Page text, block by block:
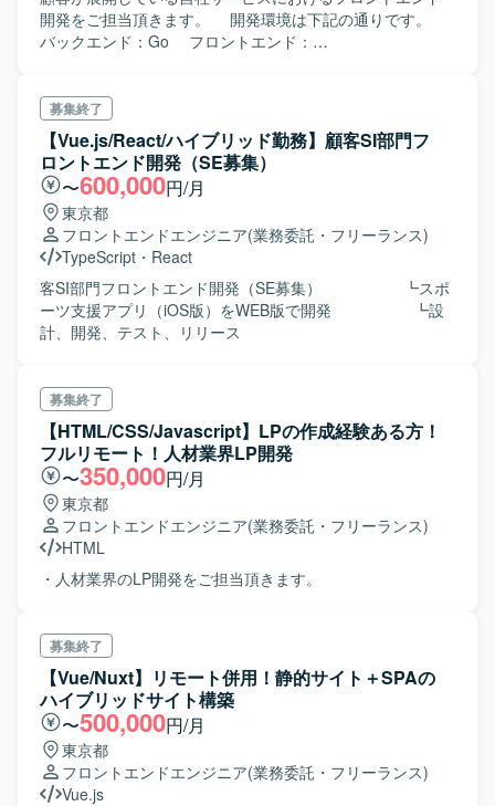
開発をご担当頂きます。 開発環境は下記の通りです。
バックエンド：Go フロントエンド：
Redshift インフラ：AWS 開発環境：Docker リポジ
トリ管理：Github
募集終了
【Vue.js/React/ハイブリッド勤務】顧客SI部門フ
ロントエンド開発（SE募集）
〜600,000円/月
東京都
フロントエンドエンジニア(業務委託・フリーランス)
TypeScript ・ React
客SI部門フロントエンド開発（SE募集） ┗スポ
ーツ支援アプリ（iOS版）をWEB版で開発 ┗設
計、開発、テスト、リリース
募集終了
【HTML/CSS/Javascript】LPの作成経験ある方！
フルリモート！人材業界LP開発
〜350,000円/月
東京都
フロントエンドエンジニア(業務委託・フリーランス)
HTML
・人材業界のLP開発をご担当頂きます。
募集終了
【Vue/Nuxt】リモート併用！静的サイト＋SPAの
ハイブリッドサイト構築
〜500,000円/月
東京都
フロントエンドエンジニア(業務委託・フリーランス)
Vue.js